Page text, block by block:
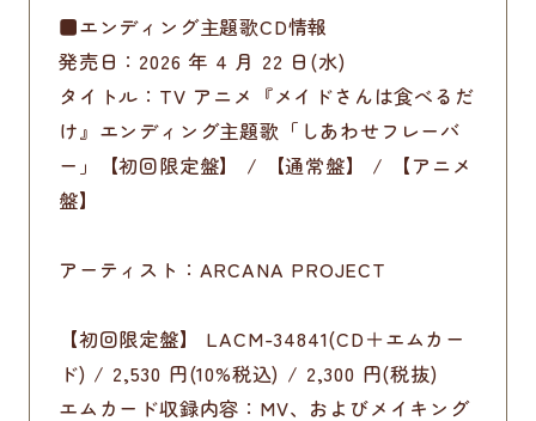
■エンディング主題歌CD情報
発売日：2026 年 4 月 22 日(水)
タイトル：TV アニメ『メイドさんは食べるだ
け』エンディング主題歌「しあわせフレーバ
ー」【初回限定盤】 / 【通常盤】 / 【アニメ
盤】
アーティスト：ARCANA PROJECT
【初回限定盤】 LACM-34841(CD＋エムカー
ド) / 2,530 円(10%税込) / 2,300 円(税抜)
エムカード収録内容：MV、およびメイキング